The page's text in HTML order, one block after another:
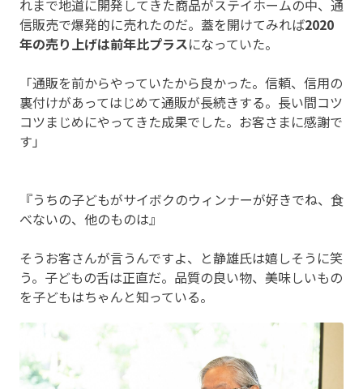
れまで地道に開発してきた商品がステイホームの中、通
信販売で爆発的に売れたのだ。蓋を開けてみれば2020
年の売り上げは前年比プラスになっていた。
「通販を前からやっていたから良かった。信頼、信用の
裏付けがあってはじめて通販が長続きする。長い間コツ
コツまじめにやってきた成果でした。お客さまに感謝で
す」
『うちの子どもがサイボクのウィンナーが好きでね、食
べないの、他のものは』
そうお客さんが言うんですよ、と静雄氏は嬉しそうに笑
う。子どもの舌は正直だ。品質の良い物、美味しいもの
を子どもはちゃんと知っている。